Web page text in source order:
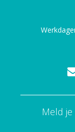
Meld